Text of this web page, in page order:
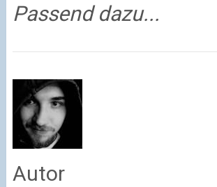
Passend dazu...
Autor